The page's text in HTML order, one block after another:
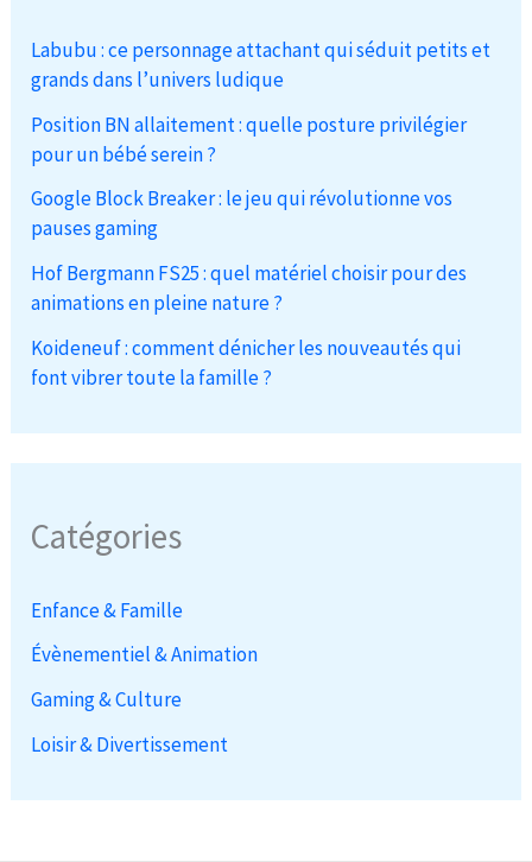
Labubu : ce personnage attachant qui séduit petits et
grands dans l’univers ludique
Position BN allaitement : quelle posture privilégier
pour un bébé serein ?
Google Block Breaker : le jeu qui révolutionne vos
pauses gaming
Hof Bergmann FS25 : quel matériel choisir pour des
animations en pleine nature ?
Koideneuf : comment dénicher les nouveautés qui
font vibrer toute la famille ?
Catégories
Enfance & Famille
Évènementiel & Animation
Gaming & Culture
Loisir & Divertissement